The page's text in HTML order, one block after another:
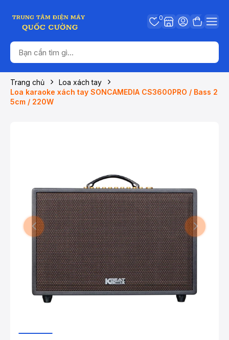
0
Trang chủ
Loa xách tay
Loa karaoke xách tay SONCAMEDIA CS3600PRO / Bass 2
5cm / 220W